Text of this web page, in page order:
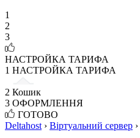
1
2
3
НАСТРОЙКА ТАРИФА
1 НАСТРОЙКА ТАРИФА
2 Кошик
3 ОФОРМЛЕННЯ
ГОТОВО
Deltahost › Віртуальний сервер ›